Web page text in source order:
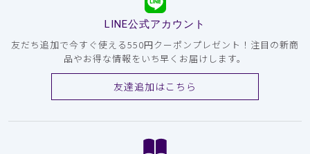
LINE公式アカウント
友だち追加で今すぐ使える550円クーポンプレゼント！注目の新商
品やお得な情報をいち早くお届けします。
友達追加はこちら